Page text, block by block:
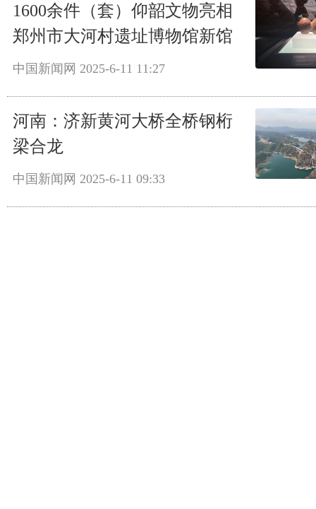
1600余件（套）仰韶文物亮相
郑州市大河村遗址博物馆新馆
中国新闻网 2025-6-11 11:27
河南：济新黄河大桥全桥钢桁
梁合龙
中国新闻网 2025-6-11 09:33